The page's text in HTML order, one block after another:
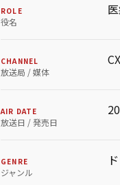
ROLE
役名
CHANNEL
放送局 / 媒体
CX
AIR DATE
放送日 / 発売日
GENRE
ジャンル